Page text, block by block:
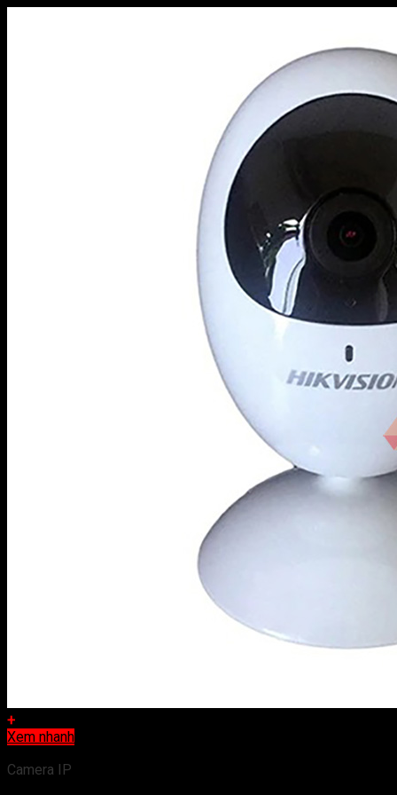
+
Xem nhanh
Camera IP